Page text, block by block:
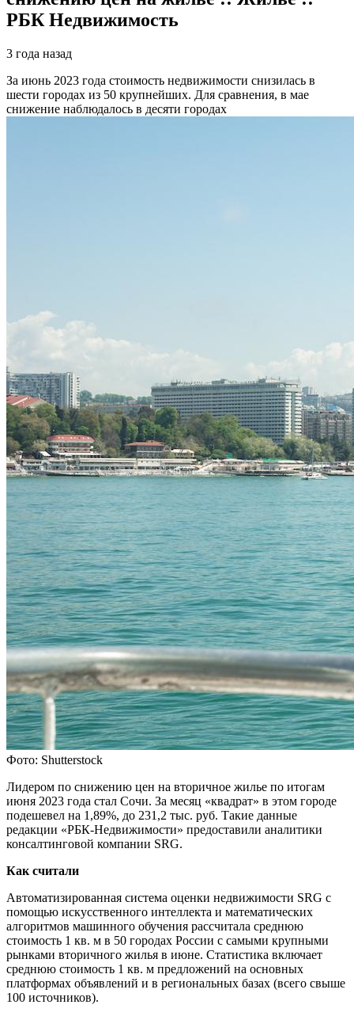
РБК Недвижимость
3 года назад
За июнь 2023 года стоимость недвижимости снизилась в
шести городах из 50 крупнейших. Для сравнения, в мае
снижение наблюдалось в десяти городах
Фото: Shutterstock
Лидером по снижению цен на вторичное жилье по итогам
июня 2023 года стал Сочи. За месяц «квадрат» в этом городе
подешевел на 1,89%, до 231,2 тыс. руб. Такие данные
редакции «РБК-Недвижимости» предоставили аналитики
консалтинговой компании SRG.
Как считали
Автоматизированная система оценки недвижимости SRG с
помощью искусственного интеллекта и математических
алгоритмов машинного обучения рассчитала среднюю
стоимость 1 кв. м в 50 городах России с самыми крупными
рынками вторичного жилья в июне. Статистика включает
среднюю стоимость 1 кв. м предложений на основных
платформах объявлений и в региональных базах (всего свыше
100 источников).